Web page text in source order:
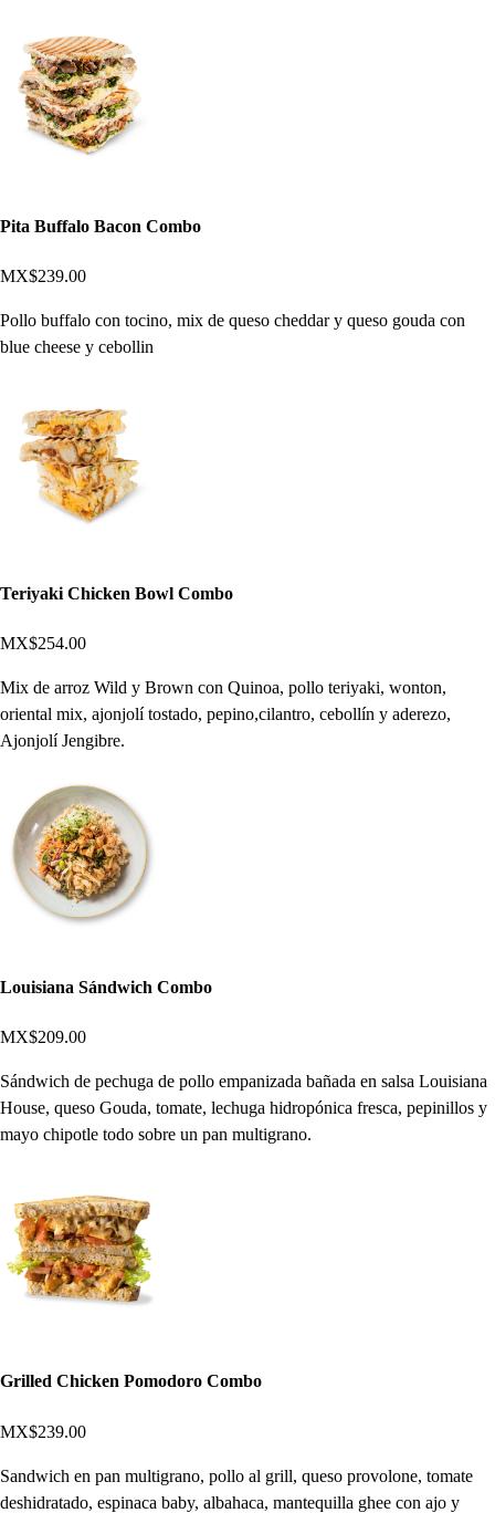
Pita Buffalo Bacon Combo
MX$239.00
Pollo buffalo con tocino, mix de queso cheddar y queso gouda con
blue cheese y cebollin
Teriyaki Chicken Bowl Combo
MX$254.00
Mix de arroz Wild y Brown con Quinoa, pollo teriyaki, wonton,
oriental mix, ajonjolí tostado, pepino,cilantro, cebollín y aderezo,
Ajonjolí Jengibre.
Louisiana Sándwich Combo
MX$209.00
Sándwich de pechuga de pollo empanizada bañada en salsa Louisiana
House, queso Gouda, tomate, lechuga hidropónica fresca, pepinillos y
mayo chipotle todo sobre un pan multigrano.
Grilled Chicken Pomodoro Combo
MX$239.00
Sandwich en pan multigrano, pollo al grill, queso provolone, tomate
deshidratado, espinaca baby, albahaca, mantequilla ghee con ajo y